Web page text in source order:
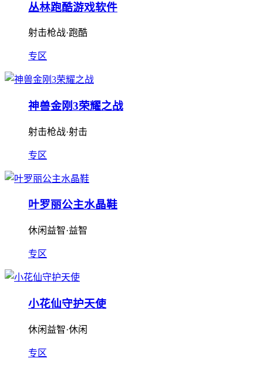
丛林跑酷游戏软件
射击枪战·跑酷
专区
神兽金刚3荣耀之战
射击枪战·射击
专区
叶罗丽公主水晶鞋
休闲益智·益智
专区
小花仙守护天使
休闲益智·休闲
专区